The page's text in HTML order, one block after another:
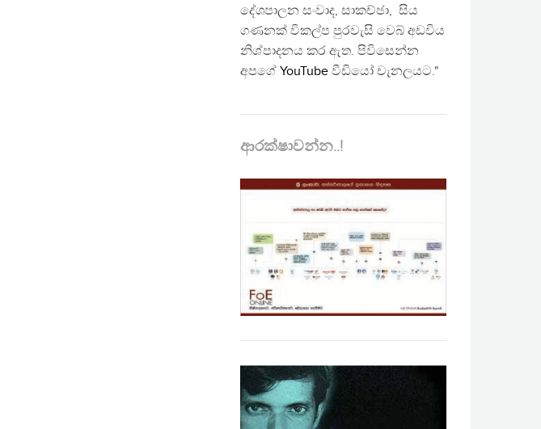
දේශපාලන සංවාද, සාකච්ඡා, සිය
ගණනක් විකල්ප පුරවැසි වෙබ් අඩවිය
නිශ්පාදනය කර ඇත. පිවිසෙන්න
අපගේ YouTube වීඩියෝ චැනලයට."
ආරක්ෂාවන්න..!